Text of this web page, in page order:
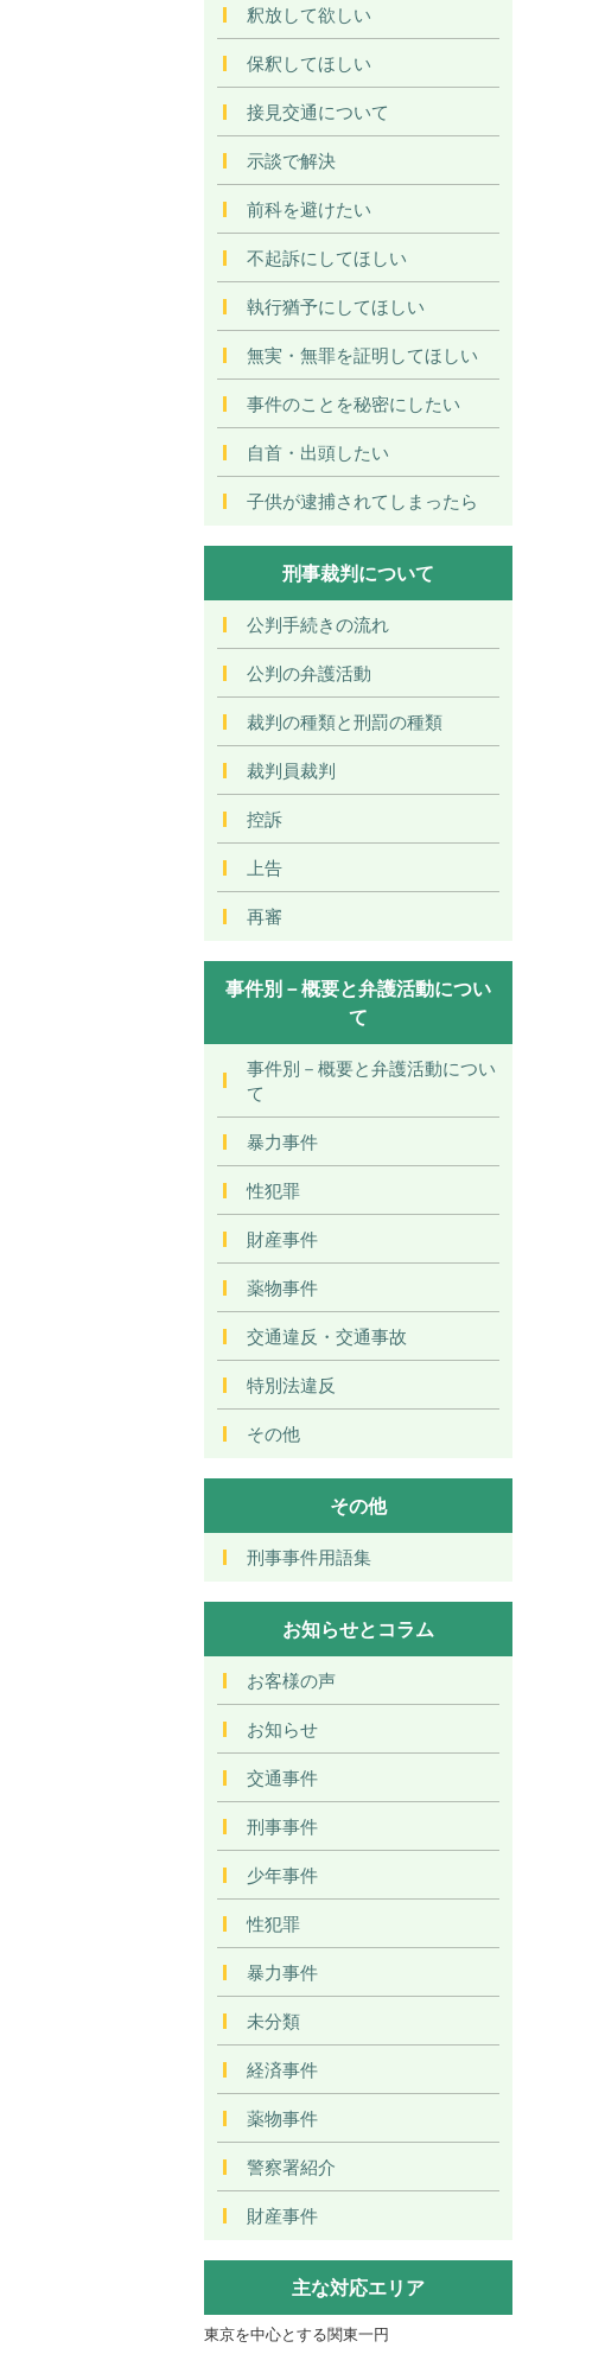
釈放して欲しい
保釈してほしい
接見交通について
示談で解決
前科を避けたい
不起訴にしてほしい
執行猶予にしてほしい
無実・無罪を証明してほしい
事件のことを秘密にしたい
自首・出頭したい
子供が逮捕されてしまったら
刑事裁判について
公判手続きの流れ
公判の弁護活動
裁判の種類と刑罰の種類
裁判員裁判
控訴
上告
再審
事件別－概要と弁護活動につい
て
事件別－概要と弁護活動につい
て
暴力事件
性犯罪
財産事件
薬物事件
交通違反・交通事故
特別法違反
その他
その他
刑事事件用語集
お知らせとコラム
お客様の声
お知らせ
交通事件
刑事事件
少年事件
性犯罪
暴力事件
未分類
経済事件
薬物事件
警察署紹介
財産事件
主な対応エリア
東京を中心とする関東一円